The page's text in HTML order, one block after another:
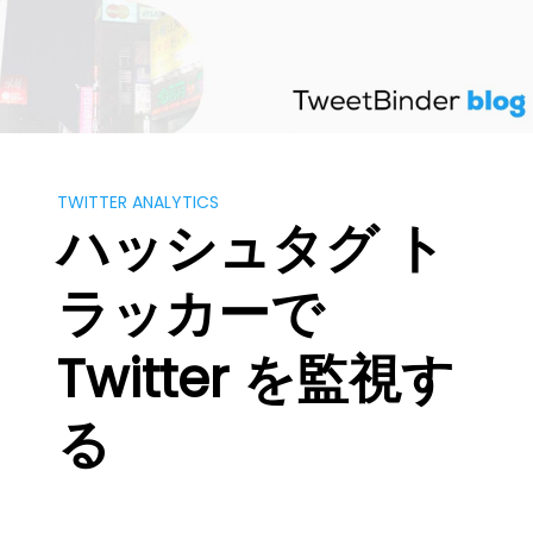
Skip
TWITTER ANALYTICS
ハッシュタグ ト
ラッカーで
Twitter を監視す
る